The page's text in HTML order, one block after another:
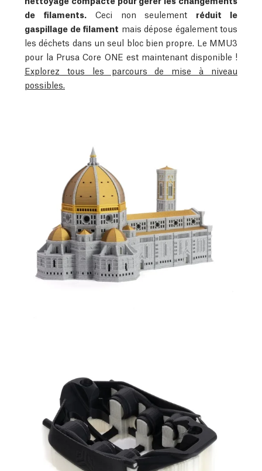
de filaments. Ceci non seulement réduit le
gaspillage de filament mais dépose également tous
les déchets dans un seul bloc bien propre. Le MMU3
pour la Prusa Core ONE est maintenant disponible !
Explorez tous les parcours de mise à niveau
possibles.